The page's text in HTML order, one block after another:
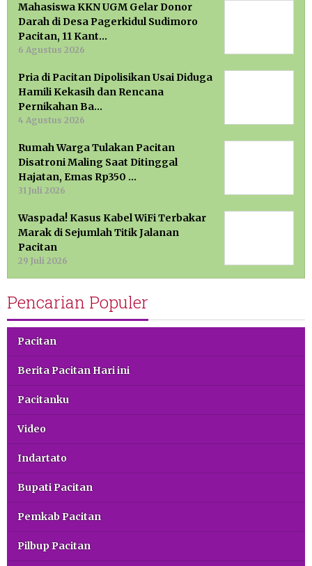
Mahasiswa KKN UGM Gelar Donor
Darah di Desa Pagerkidul Sudimoro
Pacitan, 11 Kant…
6 Agustus 2026
Pria di Pacitan Dipolisikan Usai Diduga
Hamili Kekasih dan Rencana
Pernikahan Ba…
4 Agustus 2026
Rumah Warga Tulakan Pacitan
Disatroni Maling Saat Ditinggal
Hajatan, Emas Rp350 …
31 Juli 2026
Waspada! Kasus Kabel WiFi Terbakar
Marak di Sejumlah Titik Jalanan
Pacitan
29 Juli 2026
Pencarian Populer
Pacitan
Berita Pacitan Hari ini
Pacitanku
Video
Indartato
Bupati Pacitan
Pemkab Pacitan
Pilbup Pacitan